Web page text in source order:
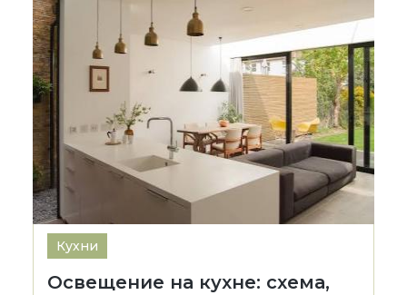
Кухни
Освещение на кухне: схема,